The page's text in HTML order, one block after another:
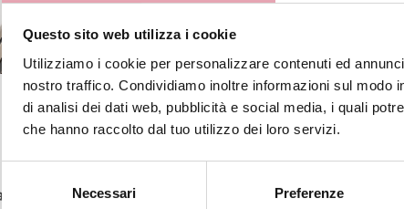
Questo sito web utilizza i cookie
Utilizziamo i cookie per personalizzare contenuti ed
nostro traffico. Condividiamo inoltre informazioni sul
di analisi dei dati web, pubblicità e social media, i quali
che hanno raccolto dal tuo utilizzo dei loro servizi.
del
Necessari Preferenze
Corpo